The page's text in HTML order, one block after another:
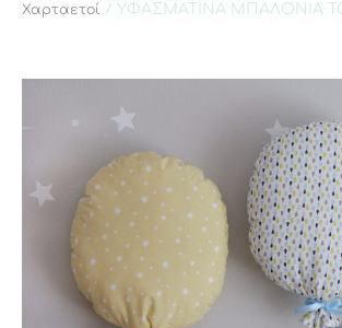
Χαρταετοί / ΥΦΑΣΜΑΤΙΝΑ ΜΠΑΛΟΝΙΑ